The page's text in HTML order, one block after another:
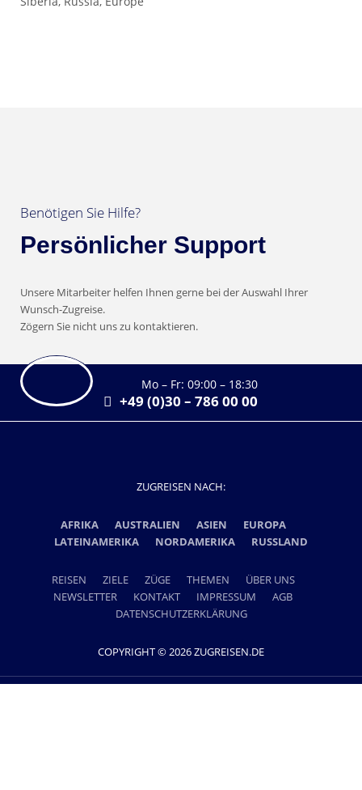
Benötigen Sie Hilfe?
Persönlicher Support
Unsere Mitarbeiter helfen Ihnen gerne bei der Auswahl Ihrer
Wunsch-Zugreise.
Zögern Sie nicht uns zu kontaktieren.
Mo – Fr: 09:00 – 18:30
+49 (0)30 – 786 00 00
ZUGREISEN NACH:
AFRIKA AUSTRALIEN ASIEN
EUROPA
LATEINAMERIKA
NORDAMERIKA RUSSLAND
REISEN ZIELE ZÜGE THEMEN
ÜBER UNS
NEWSLETTER
KONTAKT IMPRESSUM
AGB
DATENSCHUTZERKLÄRUNG
COPYRIGHT © 2026 ZUGREISEN.DE